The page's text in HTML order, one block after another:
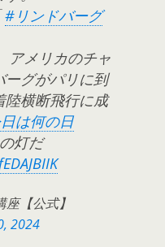
#リンドバーグ
アメリカのチャ
ーグがパリに到
陸横断飛行に成
は何の日
灯だ
【公式】
2024